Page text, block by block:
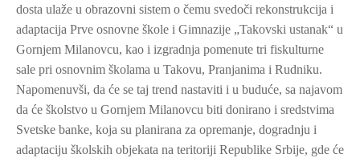
dosta ulaže u obrazovni sistem o čemu svedoči rekonstrukcija i
adaptacija Prve osnovne škole i Gimnazije „Takovski ustanak“ u
Gornjem Milanovcu, kao i izgradnja pomenute tri fiskulturne
sale pri osnovnim školama u Takovu, Pranjanima i Rudniku.
Napomenuvši, da će se taj trend nastaviti i u buduće, sa najavom
da će školstvo u Gornjem Milanovcu biti donirano i sredstvima
Svetske banke, koja su planirana za opremanje, dogradnju i
adaptaciju školskih objekata na teritoriji Republike Srbije, gde će